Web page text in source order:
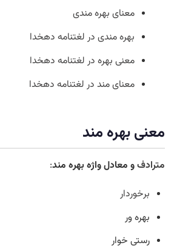
معنای بهره مندی
بهره مندی در لغتنامه دهخدا
معنی بهره در لغتنامه دهخدا
معنای مند در لغتنامه دهخدا
معنی بهره مند
مترادفو معادل واژه بهره مند:
برخوردار
بهره ور
رستی خوار